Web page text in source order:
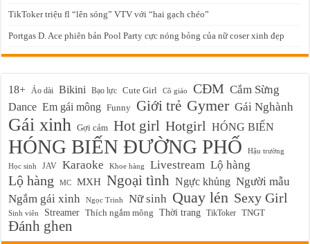
TikToker triệu fl “lên sóng” VTV với “hai gạch chéo”
Portgas D. Ace phiên bản Pool Party cực nóng bỏng của nữ coser xinh đẹp
18+ Áo dài Bikini Bạo lực Cute Girl Cô giáo CĐM Cắm Sừng
Dance Em gái mông Funny Giới trẻ Gymer Gái Nghành
Gái xinh Gợi cảm Hot girl Hotgirl HÓNG BIẾN
HÓNG BIẾN ĐƯỜNG PHỐ
Hậu trường
Học sinh
JAV Karaoke Khoe hàng Livestream Lộ hàng
Lộ hàng MC MXH Ngoại tình Ngực khủng Người mẫu
Ngắm gái xinh
Ngọc Trinh Nữ sinh Quay lén Sexy Girl
Sinh viên Streamer Thích ngắm mông Thời trang TikToker TNGT
Đánh ghen